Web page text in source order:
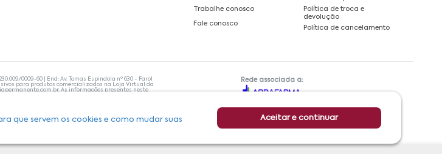
que servem os cookies e como mudar suas
Aceitar e continuar
Trabalhe conosco
Fale conosco
Política de troca e
devolução
Política de cancelamento
0009-60 | End: Av. Tomas Espindola nº 630 - Farol
para produtos comercializados na Loja Virtual da
. As informações presentes neste
médica. Apenas o médico está capacitado para
A Farmácia Permanente trabalha com as
e a segurança dos clientes são compromissos da
Rede associada a: